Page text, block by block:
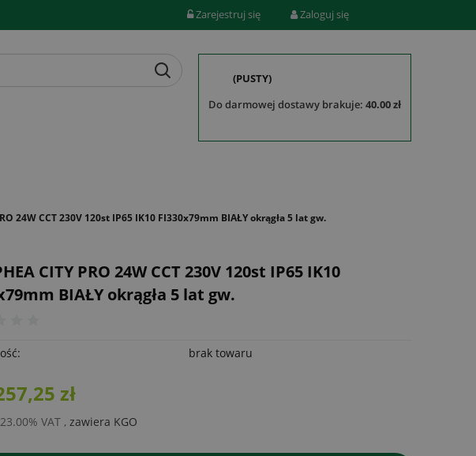
Zarejestruj się Zaloguj się
(PUSTY)
do darmowej dostawy brakuje: 40.00 zł
24W CCT 230V 120st IP65 IK10 FI330x79mm BIAŁY okrągła 5 lat gw.
CITY PRO 24W CCT 230V 120st IP65 IK10
BIAŁY okrągła 5 lat gw.
brak towaru
zł
VAT , zawiera KGO